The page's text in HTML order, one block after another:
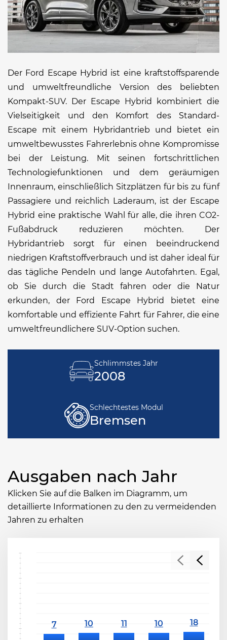
Der Ford Escape Hybrid ist eine kraftstoffsparende
und umweltfreundliche Version des beliebten
Kompakt-SUV. Der Escape Hybrid kombiniert die
Vielseitigkeit und den Komfort des Standard-
Escape mit einem Hybridantrieb und bietet ein
umweltbewusstes Fahrerlebnis ohne Kompromisse
bei der Leistung. Mit seinen fortschrittlichen
Technologiefunktionen und dem geräumigen
Innenraum, einschließlich Sitzplätzen für bis zu fünf
Passagiere und reichlich Laderaum, ist der Escape
Hybrid eine praktische Wahl für alle, die ihren CO2-
Fußabdruck reduzieren möchten. Der
Hybridantrieb sorgt für einen beeindruckend
niedrigen Kraftstoffverbrauch und ist daher ideal für
das tägliche Pendeln und lange Autofahrten. Egal,
ob Sie durch die Stadt fahren oder die Natur
erkunden, der Ford Escape Hybrid bietet eine
komfortable und effiziente Fahrt für Fahrer, die eine
umweltfreundlichere SUV-Option suchen.
Schlimmstes Jahr
2008
Schlechtestes Modul
Bremsen
Ausgaben nach Jahr
Klicken Sie auf die Balken im Diagramm, um
detaillierte Informationen zu den zu vermeidenden
Jahren zu erhalten